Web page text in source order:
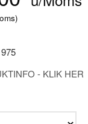
)
975
- KLIK HER